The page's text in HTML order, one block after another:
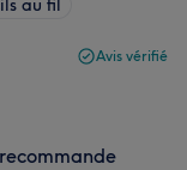
au fil
Avis vérifié